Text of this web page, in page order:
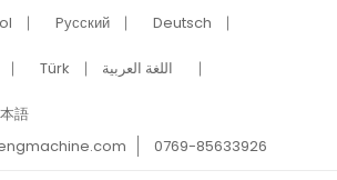
Pусский Deutsch
Türk اللغة العربية
語
0769-85633926